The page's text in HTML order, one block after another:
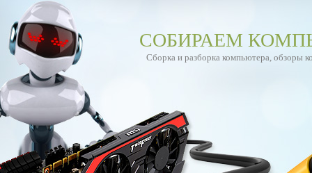
СОБИРАЕМ
Сборка и разборка компьютера, обзоры